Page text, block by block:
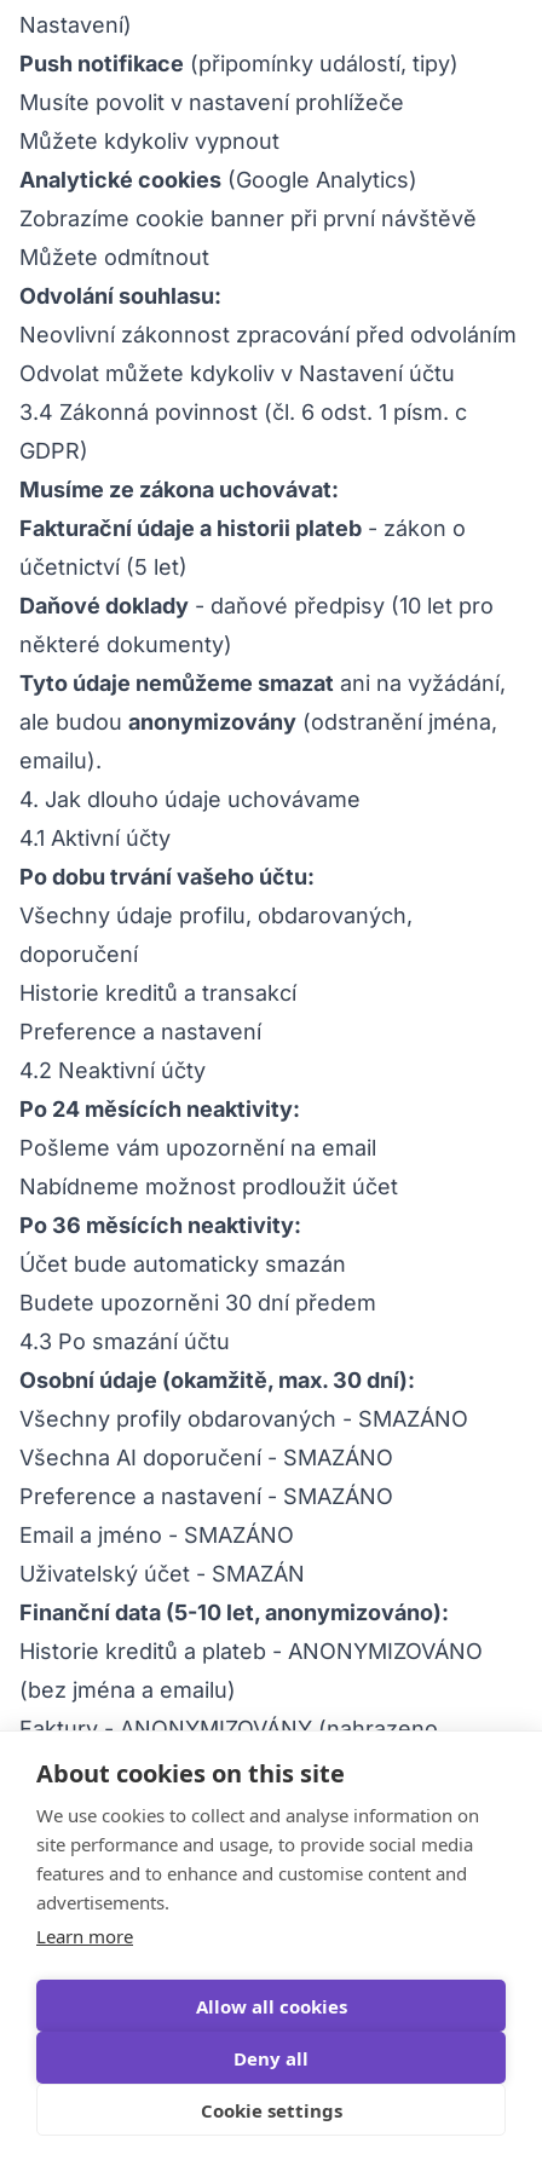
Nastavení)
Push notifikace (připomínky událostí, tipy)
Musíte povolit v nastavení prohlížeče
Můžete kdykoliv vypnout
Analytické cookies (Google Analytics)
Zobrazíme cookie banner při první návštěvě
Můžete odmítnout
Odvolání souhlasu:
Neovlivní zákonnost zpracování před odvoláním
Odvolat můžete kdykoliv v Nastavení účtu
3.4 Zákonná povinnost (čl. 6 odst. 1 písm. c
GDPR)
Musíme ze zákona uchovávat:
Fakturační údaje a historii plateb - zákon o
účetnictví (5 let)
Daňové doklady - daňové předpisy (10 let pro
některé dokumenty)
Tyto údaje nemůžeme smazat ani na vyžádání,
ale budou anonymizovány (odstranění jména,
emailu).
4. Jak dlouho údaje uchovávame
4.1 Aktivní účty
Po dobu trvání vašeho účtu:
Všechny údaje profilu, obdarovaných,
doporučení
Historie kreditů a transakcí
Preference a nastavení
4.2 Neaktivní účty
Po 24 měsících neaktivity:
Pošleme vám upozornění na email
Nabídneme možnost prodloužit účet
Po 36 měsících neaktivity:
Účet bude automaticky smazán
Budete upozorněni 30 dní předem
4.3 Po smazání účtu
Osobní údaje (okamžitě, max. 30 dní):
Všechny profily obdarovaných - SMAZÁNO
Všechna AI doporučení - SMAZÁNO
Preference a nastavení - SMAZÁNO
Email a jméno - SMAZÁNO
Uživatelský účet - SMAZÁN
Finanční data (5-10 let, anonymizováno):
Historie kreditů a plateb - ANONYMIZOVÁNO
(bez jména a emailu)
Faktury - ANONYMIZOVÁNY (nahrazeno
anonymním ID)
Důvod: Zákonná povinnost (účetnictví, daně)
Anonymizovaná data (neomezeně):
Agregované statistiky (např. "průměrný počet
4.4 Historie AI doporučení
Automatický limit:
Max.
per uživatel
Nejstarší záznamy se automaticky mažou při
About cookies on this site
We use cookies to collect and analyse information on
site performance and usage, to provide social media
features and to enhance and customise content and
advertisements.
Learn more
Allow all cookies
Deny all
Cookie settings